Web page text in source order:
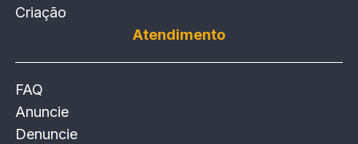
Criação
Atendimento
FAQ
Anuncie
Denuncie